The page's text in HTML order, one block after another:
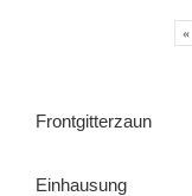
«
Frontgitterzaun
Einhausung